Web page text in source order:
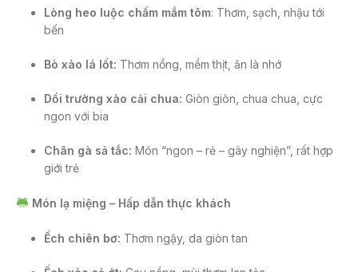
Lòng heo luộc chấm mắm tôm: Thơm, sạch, nhậu tới
bến
Bò xào lá lốt: Thơm nồng, mềm thịt, ăn là nhớ
Dồi trường xào cải chua: Giòn giòn, chua chua, cực
ngon với bia
Chân gà sả tắc: Món “ngon – rẻ – gây nghiện”, rất hợp
giới trẻ
Món lạ miệng – Hấp dẫn thực khách
Ếch chiên bơ: Thơm ngậy, da giòn tan